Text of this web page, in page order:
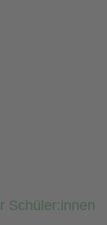
Schüler:innen